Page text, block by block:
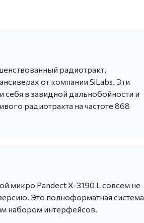
радиотракт,
от компании SiLabs. Эти
в завидной дальнобойности и
радиотракта на частоте 868
микро Pandect X-3190 L совсем не
Это полноформатная система
набором интерфейсов.